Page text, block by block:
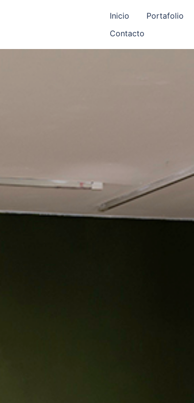
Inicio Portafolio
Contacto